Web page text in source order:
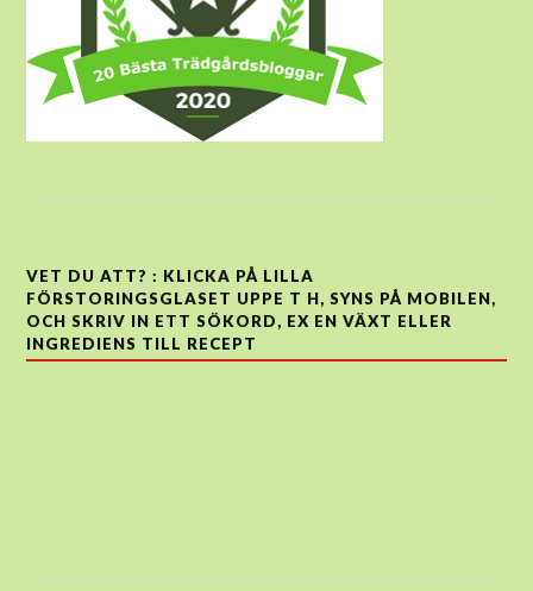
VET DU ATT? : KLICKA PÅ LILLA
FÖRSTORINGSGLASET UPPE T H, SYNS PÅ MOBILEN,
OCH SKRIV IN ETT SÖKORD, EX EN VÄXT ELLER
INGREDIENS TILL RECEPT